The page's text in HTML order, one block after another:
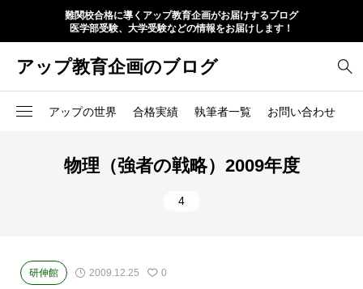
難関校合格に導くアップ教育企画がお届けするブログ
医学部受験、大学受験などの情報をお届けします！
アップ教育企画のブログ
アップの世界 合格実績 執筆者一覧 お問い合わせ
物理（強者の戦略）2009年度
4
研伸館 2009.12.25 0